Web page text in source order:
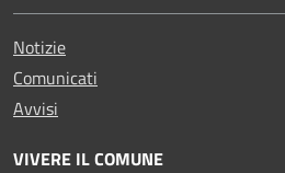
Notizie
Comunicati
Avvisi
VIVERE IL COMUNE